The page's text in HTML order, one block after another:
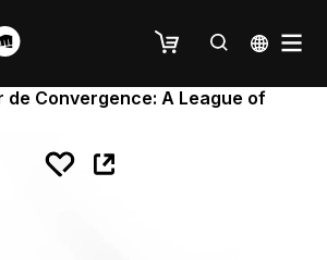
de Convergence: A League of